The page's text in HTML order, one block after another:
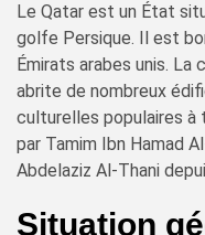
Le Qatar est un État
golfe Persique. Il est
Émirats arabes unis. La
abrite de nombreux
culturelles populaires à
par Tamim Ibn Hamad
Abdelaziz Al-Thani
Situation